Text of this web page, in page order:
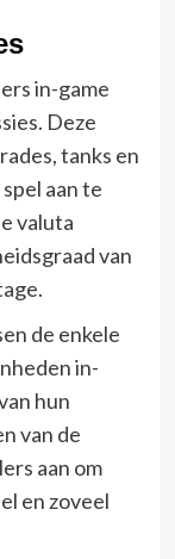
in-game
Deze
tanks en
aan te
valuta
van
de enkele
in-
hun
van de
aan om
en zoveel